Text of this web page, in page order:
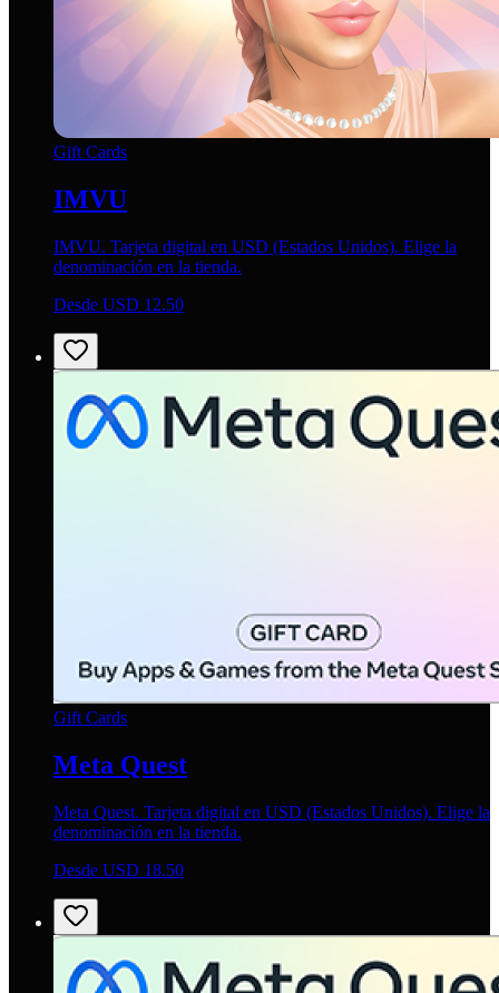
Gift Cards
IMVU
IMVU. Tarjeta digital en USD (Estados Unidos). Elige la
denominación en la tienda.
Desde USD 12.50
Gift Cards
Meta Quest
Meta Quest. Tarjeta digital en USD (Estados Unidos). Elige la
denominación en la tienda.
Desde USD 18.50